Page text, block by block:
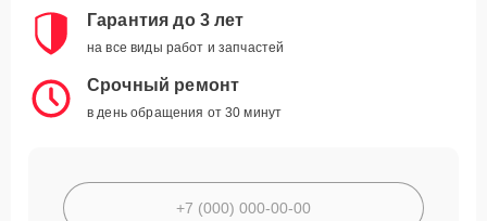
Гарантия до 3 лет
на все виды работ и запчастей
Срочный ремонт
в день обращения от 30 минут